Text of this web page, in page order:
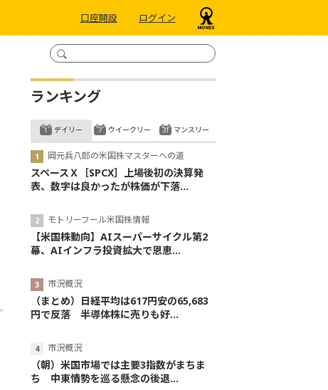
口座開設 ログイン
ランキング
デイリー
岡元兵八郎の米国株マスターへの道
スペースＸ［SPCX］上場後初の決算発
表、数字は良かったが株価が下落...
モトリーフール米国株情報
【米国株動向】AIスーパーサイクル第2
幕、AIインフラ投資拡大で恩恵...
市況概況
（まとめ）日経平均は617円安の65,683
円で反落 半導体株に売りも好...
市況概況
（朝）米国市場では主要3指数がまちま
ち 中東情勢を巡る懸念の後退...
ウイークリー マンスリー